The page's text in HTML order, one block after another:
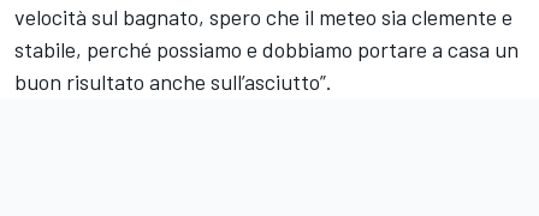
velocità sul bagnato, spero che il meteo sia clemente e
stabile, perché possiamo e dobbiamo portare a casa un
buon risultato anche sull’asciutto”.